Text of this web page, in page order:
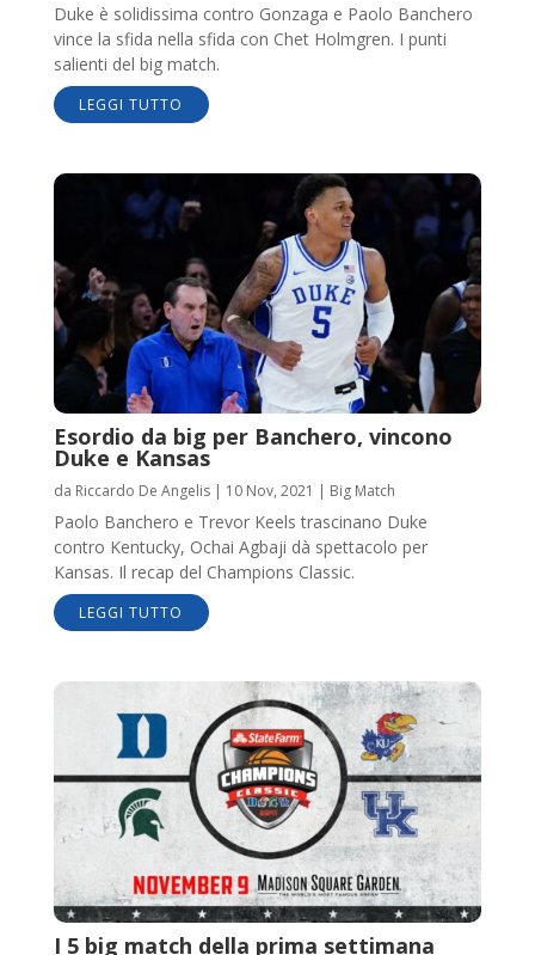
Duke è solidissima contro Gonzaga e Paolo Banchero
vince la sfida nella sfida con Chet Holmgren. I punti
salienti del big match.
LEGGI TUTTO
Esordio da big per Banchero, vincono
Duke e Kansas
da Riccardo De Angelis| 10 Nov, 2021 | Big Match
Paolo Banchero e Trevor Keels trascinano Duke
contro Kentucky, Ochai Agbaji dà spettacolo per
Kansas. Il recap del Champions Classic.
LEGGI TUTTO
I 5 big match della prima settimana